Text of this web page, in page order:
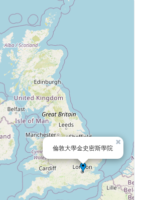
倫敦大學金史密斯學院
×